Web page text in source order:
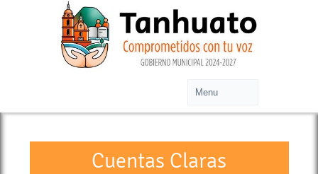
Cuentas Claras